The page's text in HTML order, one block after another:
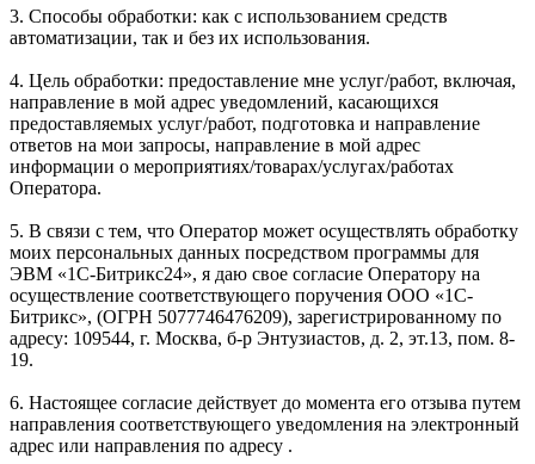
3. Способы обработки: как с использованием средств
автоматизации, так и без их использования.
4. Цель обработки: предоставление мне услуг/работ, включая,
направление в мой адрес уведомлений, касающихся
предоставляемых услуг/работ, подготовка и направление
ответов на мои запросы, направление в мой адрес
информации о мероприятиях/товарах/услугах/работах
Оператора.
5. В связи с тем, что Оператор может осуществлять обработку
моих персональных данных посредством программы для
ЭВМ «1С-Битрикс24», я даю свое согласие Оператору на
осуществление соответствующего поручения ООО «1С-
Битрикс», (ОГРН 5077746476209), зарегистрированному по
адресу: 109544, г. Москва, б-р Энтузиастов, д. 2, эт.13, пом. 8-
19.
6. Настоящее согласие действует до момента его отзыва путем
направления соответствующего уведомления на электронный
адрес или направления по адресу .